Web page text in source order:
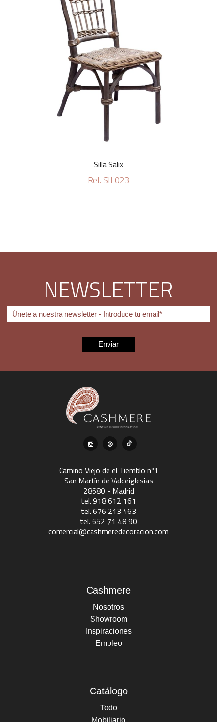
Silla Salix
Ref. SIL023
NEWSLETTER
Camino Viejo de el Tiemblo nº1
San Martín de Valdeiglesias
28680 - Madrid
tel. 918 612 161
tel. 676 213 463
tel. 652 71 48 90
comercial@cashmeredecoracion.com
Cashmere
Nosotros
Showroom
Inspiraciones
Empleo
Catálogo
Todo
Mobiliario